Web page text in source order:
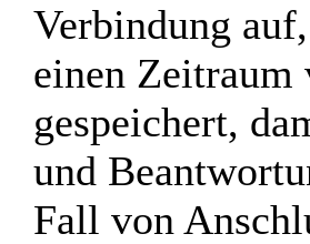
Verbindung
einen Zeitraum
gespeichert,
und
Fall von